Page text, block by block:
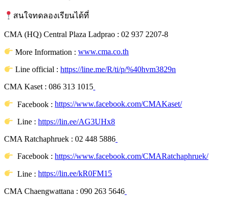
สนใจทดลองเรียนได้ที่
CMA (HQ) Central Plaza Ladprao : 02 937 2207-8
More Information :www.cma.co.th
Line official :https://line.me/R/ti/p/%40hvm3829n
CMA Kaset : 086 313 1015
Facebook :https://www.facebook.com/CMAKaset/
Line :https://lin.ee/AG3UHx8
CMA Ratchaphruek : 02 448 5886
Facebook :https://www.facebook.com/CMARatchaphruek/
Line :https://lin.ee/kR0FM15
CMA Chaengwattana : 090 263 5646